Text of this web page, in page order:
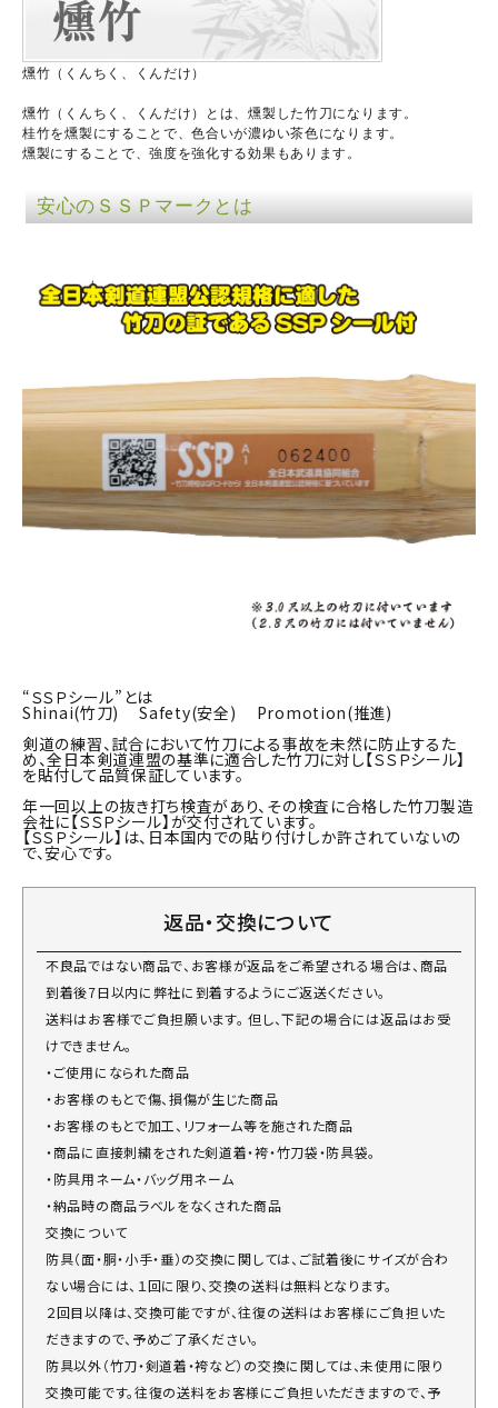
燻竹（くんちく、くんだけ）
燻竹（くんちく、くんだけ）とは、燻製した竹刀になります。
桂竹を燻製にすることで、色合いが濃ゆい茶色になります。
燻製にすることで、強度を強化する効果もあります。
安心のＳＳＰマークとは
“ＳＳＰシール”とは
Shinai(竹刀) Safety(安全) Promotion(推進)
剣道の練習、試合において竹刀による事故を未然に防止するた
め、全日本剣道連盟の基準に適合した竹刀に対し【ＳＳＰシール】
を貼付して品質保証しています。
年一回以上の抜き打ち検査があり、その検査に合格した竹刀製造
会社に【ＳＳＰシール】が交付されています。
【ＳＳＰシール】は、日本国内での貼り付けしか許されていないの
で、安心です。
返品・交換について
不良品ではない商品で、お客様が返品をご希望される場合は、商品
到着後7日以内に弊社に到着するようにご返送ください。
送料はお客様でご負担願います。 但し、下記の場合には返品はお受
けできません。
・ご使用になられた商品
・お客様のもとで傷、損傷が生じた商品
・お客様のもとで加工、リフォーム等を施された商品
・商品に直接刺繍をされた剣道着・袴・竹刀袋・防具袋。
・防具用ネーム・バッグ用ネーム
・納品時の商品ラベルをなくされた商品
交換について
防具（面・胴・小手・垂）の交換に関しては、ご試着後にサイズが合わ
ない場合には、１回に限り、交換の送料は無料となります。
２回目以降は、交換可能ですが、往復の送料はお客様にご負担いた
だきますので、予めご了承ください。
防具以外（竹刀・剣道着・袴など）の交換に関しては、未使用に限り
交換可能です。往復の送料をお客様にご負担いただきますので、予